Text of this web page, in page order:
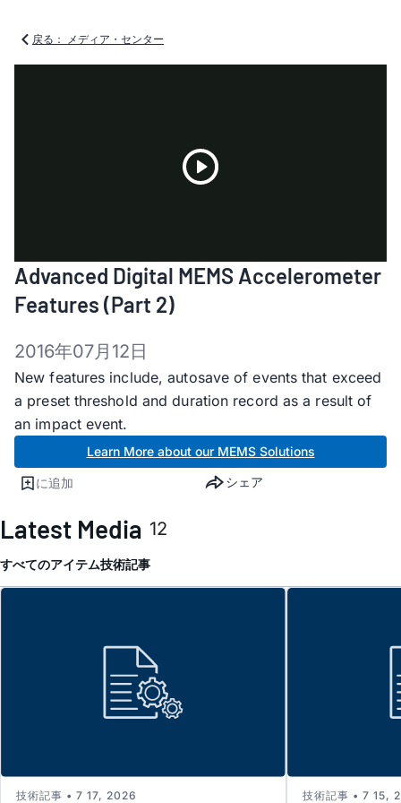
戻る： メディア・センター
Video
Advanced Digital MEMS Accelerometer
Features (Part 2)
2016年07月12日
New features include, autosave of events that exceed
a preset threshold and duration record as a result of
an impact event.
Learn More about our MEMS Solutions
に追加 シェア
Latest Media 12
すべてのアイテム技術記事
技術記事 • 7 17, 2026 技術記事 • 7 15,